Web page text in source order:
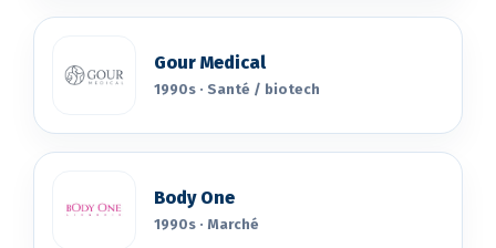
Gour Medical
1990s · Santé / biotech
Body One
1990s · Marché